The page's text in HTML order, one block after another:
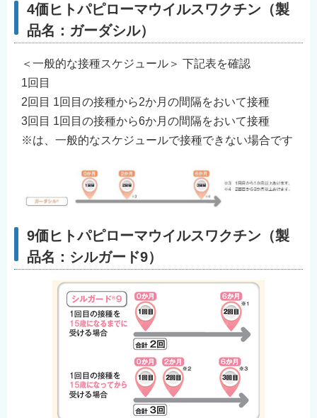
4価ヒトパピローマウイルスワクチン（製
品名：ガーダシル）
＜一般的な接種スケジュール＞ 下記表を確認
1回目
2回目 1回目の接種から2か月の間隔をおいて接種
3回目 1回目の接種から6か月の間隔をおいて接種
※は、一般的なスケジュールで接種できない場合です
9価ヒトパピローマウイルスワクチン（製
品名：シルガード9）